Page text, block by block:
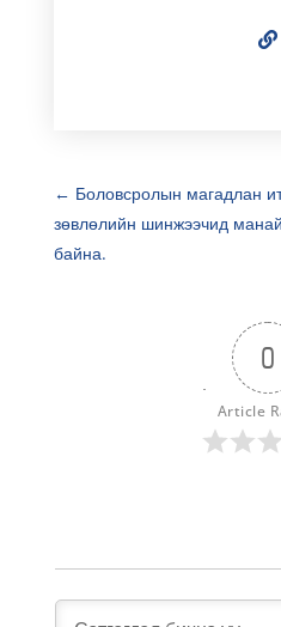
← Боловсролын магадлан
зөвлөлийн шинжээчид
байна.
0
Article